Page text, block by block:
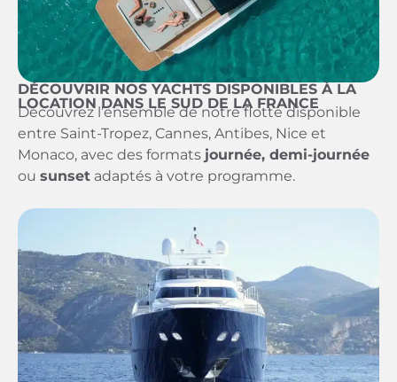
DÉCOUVRIR NOS YACHTS DISPONIBLES À LA
LOCATION DANS LE SUD DE LA FRANCE
Découvrez l’ensemble de notre flotte disponible
entre Saint-Tropez, Cannes, Antibes, Nice et
Monaco, avec des formats journée, demi-journée
ou sunset adaptés à votre programme.